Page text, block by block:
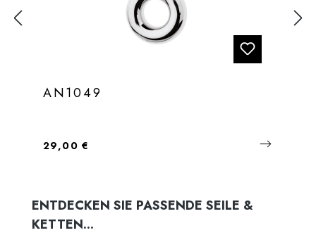
AN1049
Regulärer Preis:
29,00 €
Produktgalerie überspringen
ENTDECKEN SIE PASSENDE SEILE &
KETTEN...